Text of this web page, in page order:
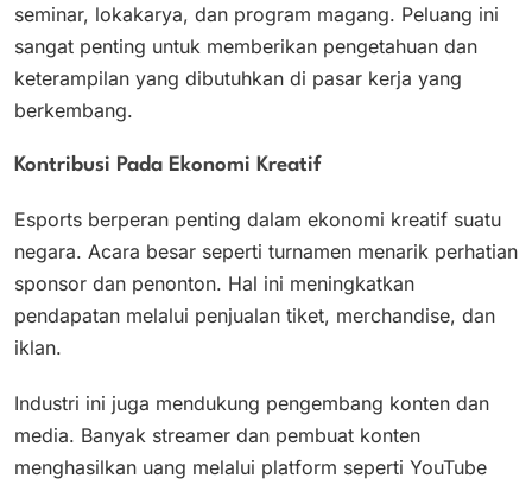
seminar, lokakarya, dan program magang. Peluang ini
sangat penting untuk memberikan pengetahuan dan
keterampilan yang dibutuhkan di pasar kerja yang
berkembang.
Kontribusi Pada Ekonomi Kreatif
Esports berperan penting dalam ekonomi kreatif suatu
negara. Acara besar seperti turnamen menarik perhatian
sponsor dan penonton. Hal ini meningkatkan
pendapatan melalui penjualan tiket, merchandise, dan
iklan.
Industri ini juga mendukung pengembang konten dan
media. Banyak streamer dan pembuat konten
menghasilkan uang melalui platform seperti YouTube